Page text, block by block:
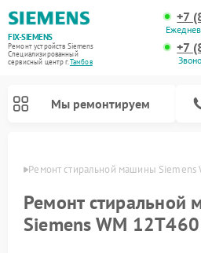
FIX-SIEMENS
Ремонт устройств Siemens
Специализированный
cервисный центр г.Тамбов
+7
+7
Мы ремонтируем
Ремонт стиральной машины Siemens
Ремонт стиральной
Siemens WM